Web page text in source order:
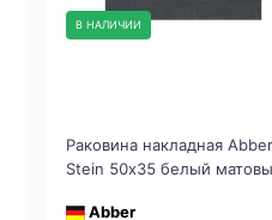
В НАЛИЧИИ
Раковина накладная Abber
Stein 50х35 белый
Abber